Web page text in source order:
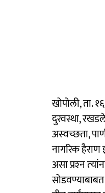
खोपोली, ता.
दुरवस्था,
अस्‍वच्छता,
नागरिक
असा प्रश्‍न